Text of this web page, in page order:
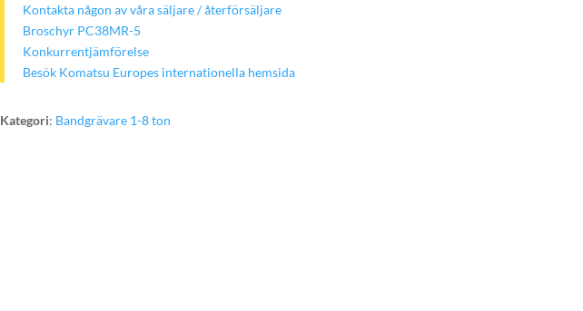
Kontakta någon av våra säljare / återförsäljare
Broschyr PC38MR-5
Konkurrentjämförelse
Besök Komatsu Europes internationella hemsida
Kategori: Bandgrävare 1-8 ton